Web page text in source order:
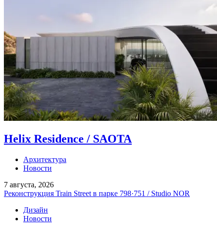
Helix Residence / SAOTA
Архитектура
Новости
7 августа, 2026
Реконструкция Train Street в парке 798·751 / Studio NOR
Дизайн
Новости